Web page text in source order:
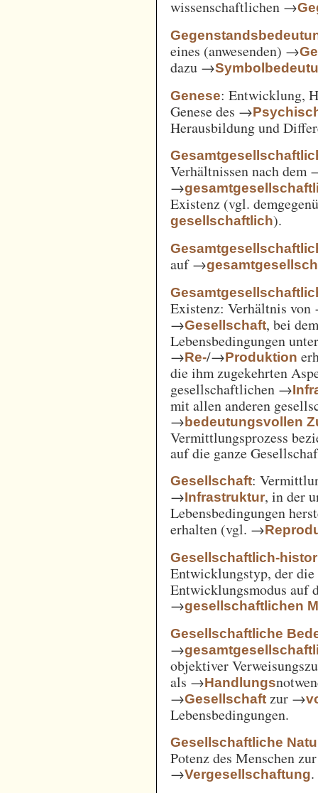
wissenschaftlichen →
eines (anwesenden) →
dazu →
Genese: Entwicklung,
Genese des →
Herausbildung und
Verhältnissen nach dem
→
Existenz (vgl.
gesellschaftlich).
auf →
Existenz: Verhältnis
→Gesellschaft, bei
Lebensbedingungen
→Re-/→Produktion
die ihm zugekehrten
gesellschaftlichen →
mit allen anderen
→bedeutungsvollen
Vermittlungsprozess
auf die ganze
Gesellschaft:
→Infrastruktur, in der
Lebensbedingungen
erhalten (vgl. →
Gesellschaftlich-
Entwicklungstyp, der
Entwicklungsmodus auf
→gesellschaftlichen
Gesellschaftliche
→
objektiver
als →Handlungs
→Gesellschaft zur →
Lebensbedingungen.
Gesellschaftliche
Potenz des Menschen
→Vergesellschaftung.